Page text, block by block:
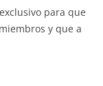
para que
y que a